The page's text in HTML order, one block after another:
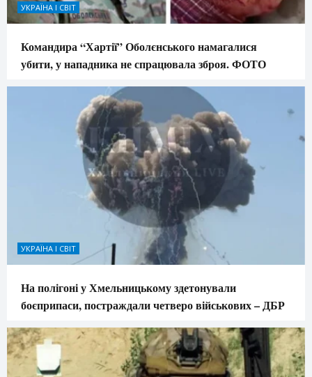
УКРАЇНА І СВІТ
Командира “Хартії” Оболєнського намагалися
убити, у нападника не спрацювала зброя. ФОТО
УКРАЇНА І СВІТ
На полігоні у Хмельницькому здетонували
боєприпаси, постраждали четверо військових – ДБР